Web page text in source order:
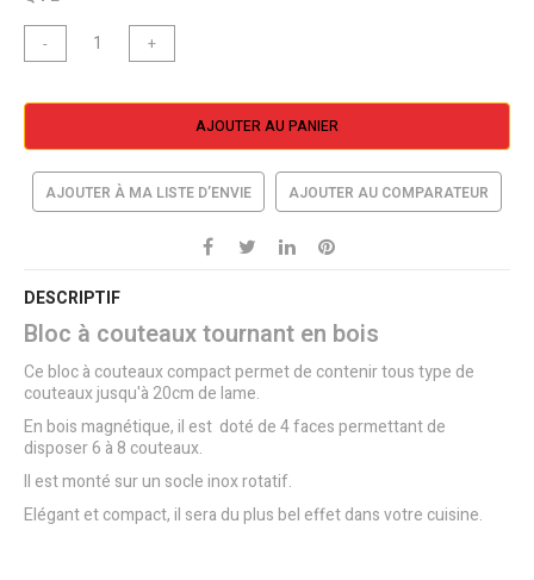
- +
AJOUTER AU PANIER
AJOUTER À MA LISTE D’ENVIE AJOUTER AU COMPARATEUR
DESCRIPTIF
Bloc à couteaux tournant en bois
Ce bloc à couteaux compact permet de contenir tous type de
couteaux jusqu'à 20cm de lame.
En bois magnétique, il est doté de 4 faces permettant de
disposer 6 à 8 couteaux.
Il est monté sur un socle inox rotatif.
Elégant et compact, il sera du plus bel effet dans votre cuisine.